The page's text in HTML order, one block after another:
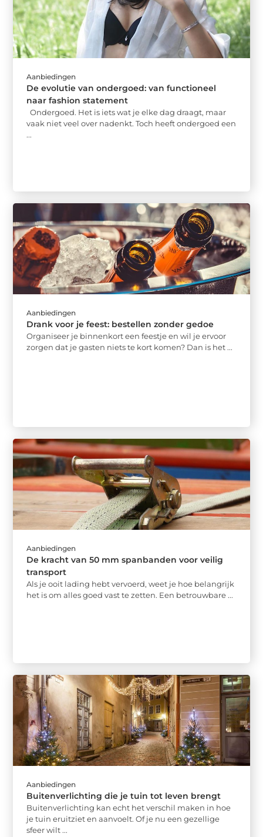
Aanbiedingen
De evolutie van ondergoed: van functioneel
naar fashion statement
Ondergoed. Het is iets wat je elke dag draagt, maar
vaak niet veel over nadenkt. Toch heeft ondergoed een
...
Aanbiedingen
Drank voor je feest: bestellen zonder gedoe
Organiseer je binnenkort een feestje en wil je ervoor
zorgen dat je gasten niets te kort komen? Dan is het ...
Aanbiedingen
De kracht van 50 mm spanbanden voor veilig
transport
Als je ooit lading hebt vervoerd, weet je hoe belangrijk
het is om alles goed vast te zetten. Een betrouwbare ...
Aanbiedingen
Buitenverlichting die je tuin tot leven brengt
Buitenverlichting kan echt het verschil maken in hoe
je tuin eruitziet en aanvoelt. Of je nu een gezellige
sfeer wilt ...